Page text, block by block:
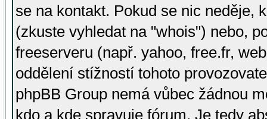
se na kontakt. Pokud se nic neděje,
(zkuste vyhledat na "whois") nebo,
freeserveru (např. yahoo, free.fr,
oddělení stížností tohoto
phpBB Group nemá vůbec žádnou
kdo a kde spravuje fórum. Je tedy